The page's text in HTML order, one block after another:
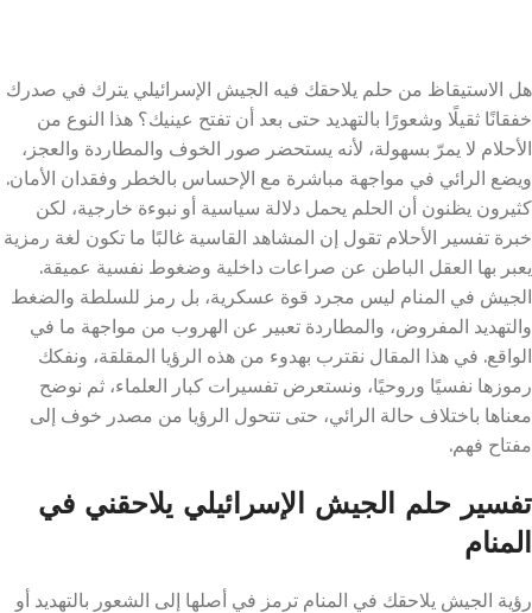
هل الاستيقاظ من حلم يلاحقك فيه الجيش الإسرائيلي يترك في صدرك
خفقانًا ثقيلًا وشعورًا بالتهديد حتى بعد أن تفتح عينيك؟ هذا النوع من
الأحلام لا يمرّ بسهولة، لأنه يستحضر صور الخوف والمطاردة والعجز،
ويضع الرائي في مواجهة مباشرة مع الإحساس بالخطر وفقدان الأمان.
كثيرون يظنون أن الحلم يحمل دلالة سياسية أو نبوءة خارجية، لكن
خبرة تفسير الأحلام تقول إن المشاهد القاسية غالبًا ما تكون لغة رمزية
يعبر بها العقل الباطن عن صراعات داخلية وضغوط نفسية عميقة.
الجيش في المنام ليس مجرد قوة عسكرية، بل رمز للسلطة والضغط
والتهديد المفروض، والمطاردة تعبير عن الهروب من مواجهة ما في
الواقع. في هذا المقال نقترب بهدوء من هذه الرؤيا المقلقة، ونفكك
رموزها نفسيًا وروحيًا، ونستعرض تفسيرات كبار العلماء، ثم نوضح
معناها باختلاف حالة الرائي، حتى تتحول الرؤيا من مصدر خوف إلى
مفتاح فهم.
تفسير حلم الجيش الإسرائيلي يلاحقني في
المنام
رؤية الجيش يلاحقك في المنام ترمز في أصلها إلى الشعور بالتهديد أو